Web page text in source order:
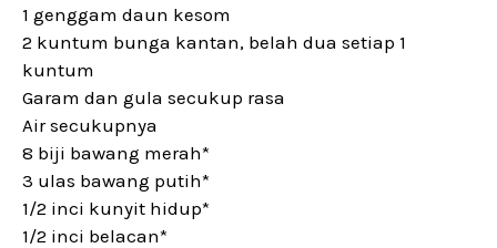
1 genggam daun kesom
2 kuntum bunga kantan, belah dua setiap 1
kuntum
Garam dan gula secukup rasa
Air secukupnya
8 biji bawang merah*
3 ulas bawang putih*
1/2 inci kunyit hidup*
1/2 inci belacan*